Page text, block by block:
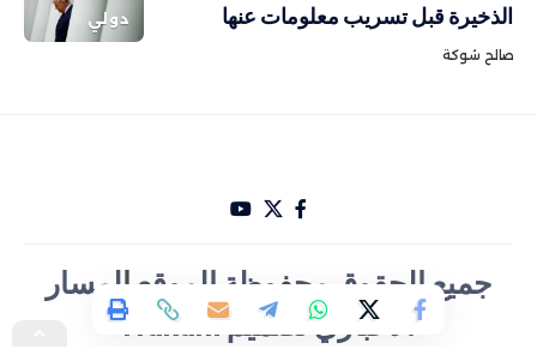
دولي
الذخيرة قبل تسريب معلومات عنها
صالح شوكة
جميع الحقوق محف وظة الموقع المسار
الأخباري تصميم Hakam